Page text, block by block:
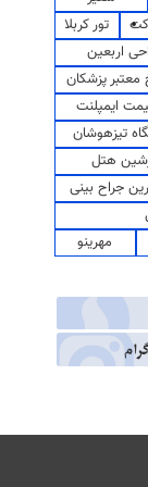
تور کربلا
اربعین
پزشکان
ایمپلنت
تیزهوشان
هتل
جراح بینی
مهرینو